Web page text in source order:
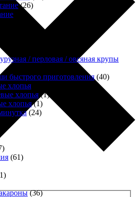
(26)
/ перловая / овсяная крупы
быстрого приготовления (40)
хлопья
хлопья (1)
хлопья (1)
(24)
(61)
(36)